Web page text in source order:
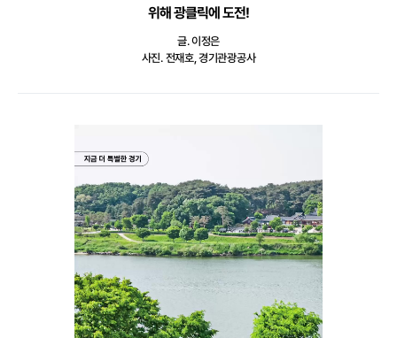
위해 광클릭에 도전!
글. 이정은
사진. 전재호, 경기관광공사